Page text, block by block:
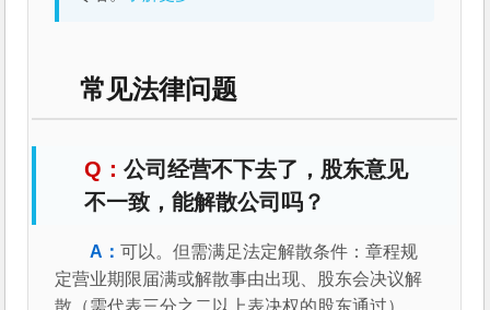
常见法律问题
公司经营不下去了，股东意见
不一致，能解散公司吗？
可以。但需满足法定解散条件：章程规
定营业期限届满或解散事由出现、股东会决议解
散（需代表三分之二以上表决权的股东通过）、